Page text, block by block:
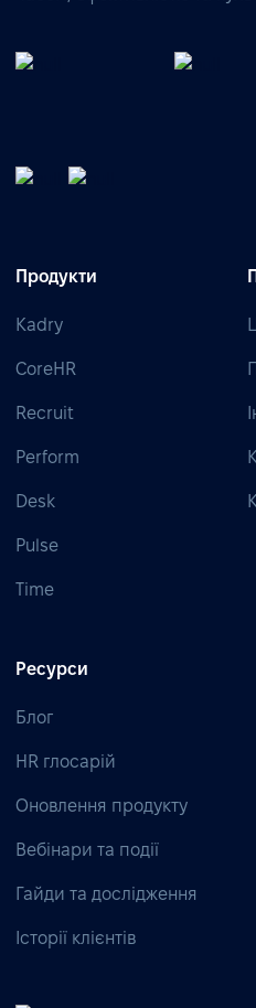
Продукти
Kadry
CoreHR
Recruit
Perform
Desk
Pulse
Time
Ресурси
Блог
HR глосарій
Оновлення продукту
Вебінари та події
Гайди та дослідження
Історії клієнтів